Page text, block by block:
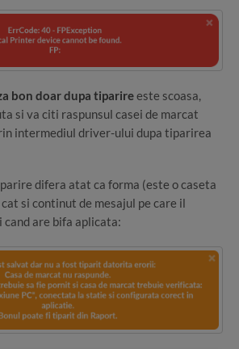
bon doar dupa tiparireeste scoasa,
si va citi raspunsul casei de marcat
intermediul driver-ului dupa tiparirea
difera atat ca forma (este o caseta
si continut de mesajul pe care il
cand are bifa aplicata: